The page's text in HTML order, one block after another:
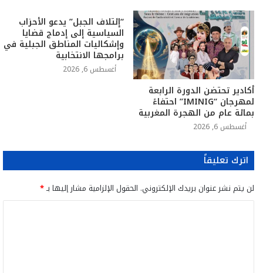
أكادير تحتضن الدورة الرابعة
لمهرجان “IMINIG” احتفاءً
بمائة عام من الهجرة المغربية
أغسطس 6, 2026
“إئتلاف الجبل” يدعو الأحزاب
السياسية إلى إدماج قضايا
وإشكاليات المناطق الجبلية في
برامجها الانتخابية
أغسطس 6, 2026
اترك تعليقاً
لن يتم نشر عنوان بريدك الإلكتروني. الحقول الإلزامية مشار إليها بـ*